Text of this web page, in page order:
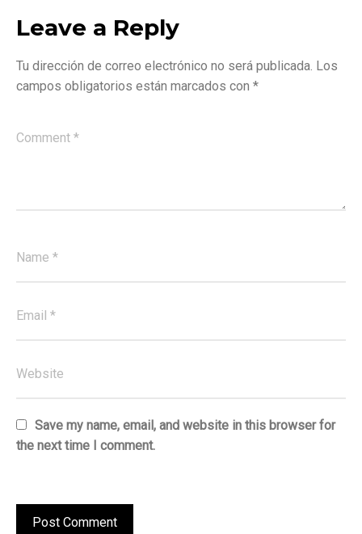
Leave a Reply
Tu dirección de correo electrónico no será publicada. Los
campos obligatorios están marcados con *
Save my name, email, and website in this browser for
the next time I comment.